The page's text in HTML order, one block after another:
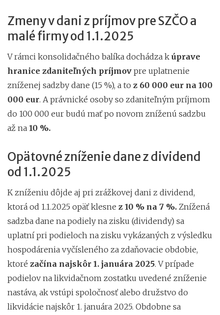
Zmeny v dani z príjmov pre SZČO a
malé firmy od 1.1.2025
V rámci konsolidačného balíka dochádza k úprave
hranice zdaniteľných príjmov pre uplatnenie
zníženej sadzby dane (15 %), a to z 60 000 eur na 100
000 eur. A právnické osoby so zdaniteľným príjmom
do 100 000 eur budú mať po novom zníženú sadzbu
až na 10 %.
Opätovné zníženie dane z dividend
od 1.1.2025
K zníženiu dôjde aj pri zrážkovej dani z dividend,
ktorá od 1.1.2025 opäť klesne z 10 % na 7 %. Znížená
sadzba dane na podiely na zisku (dividendy) sa
uplatní pri podieloch na zisku vykázaných z výsledku
hospodárenia vyčísleného za zdaňovacie obdobie,
ktoré začína najskôr 1. januára 2025. V prípade
podielov na likvidačnom zostatku uvedené zníženie
nastáva, ak vstúpi spoločnosť alebo družstvo do
likvidácie najskôr 1. januára 2025. Obdobne sa